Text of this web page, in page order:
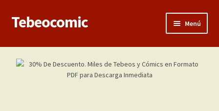
Ir
Ir
al
Tebeocomic Menú
Inicio